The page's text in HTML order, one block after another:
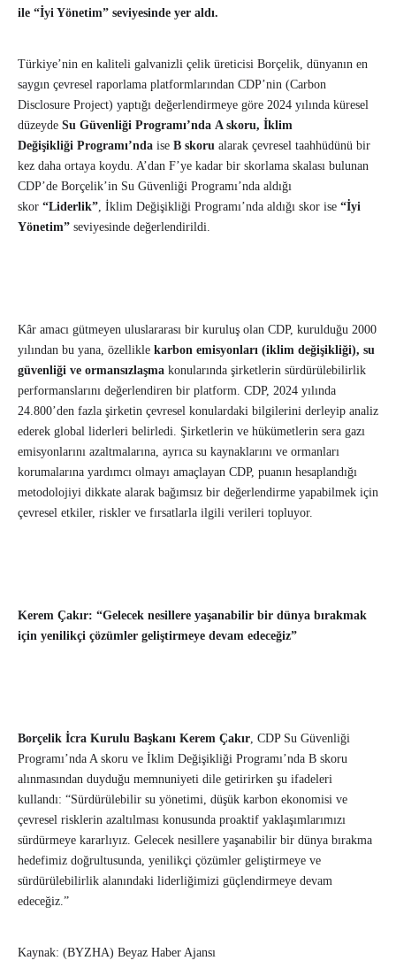
ile “İyi Yönetim” seviyesinde yer aldı.
Türkiye’nin en kaliteli galvanizli çelik üreticisi Borçelik, dünyanın en
saygın çevresel raporlama platformlarından CDP’nin (Carbon
Disclosure Project) yaptığı değerlendirmeye göre 2024 yılında küresel
düzeyde Su Güvenliği Programı’nda A skoru, İklim
Değişikliği Programı’nda ise B skoru alarak çevresel taahhüdünü bir
kez daha ortaya koydu. A’dan F’ye kadar bir skorlama skalası bulunan
CDP’de Borçelik’in Su Güvenliği Programı’nda aldığı
skor “Liderlik”, İklim Değişikliği Programı’nda aldığı skor ise “İyi
Yönetim” seviyesinde değerlendirildi.
Kâr amacı gütmeyen uluslararası bir kuruluş olan CDP, kurulduğu 2000
yılından bu yana, özellikle karbon emisyonları (iklim değişikliği), su
güvenliği ve ormansızlaşma konularında şirketlerin sürdürülebilirlik
performanslarını değerlendiren bir platform. CDP, 2024 yılında
24.800’den fazla şirketin çevresel konulardaki bilgilerini derleyip analiz
ederek global liderleri belirledi. Şirketlerin ve hükümetlerin sera gazı
emisyonlarını azaltmalarına, ayrıca su kaynaklarını ve ormanları
korumalarına yardımcı olmayı amaçlayan CDP, puanın hesaplandığı
metodolojiyi dikkate alarak bağımsız bir değerlendirme yapabilmek için
çevresel etkiler, riskler ve fırsatlarla ilgili verileri topluyor.
Kerem Çakır: “Gelecek nesillere yaşanabilir bir dünya bırakmak
için yenilikçi çözümler geliştirmeye devam edeceğiz”
Borçelik İcra Kurulu Başkanı Kerem Çakır, CDP Su Güvenliği
Programı’nda A skoru ve İklim Değişikliği Programı’nda B skoru
alınmasından duyduğu memnuniyeti dile getirirken şu ifadeleri
kullandı: “Sürdürülebilir su yönetimi, düşük karbon ekonomisi ve
çevresel risklerin azaltılması konusunda proaktif yaklaşımlarımızı
sürdürmeye kararlıyız. Gelecek nesillere yaşanabilir bir dünya bırakma
hedefimiz doğrultusunda, yenilikçi çözümler geliştirmeye ve
sürdürülebilirlik alanındaki liderliğimizi güçlendirmeye devam
edeceğiz.”
Kaynak: (BYZHA) Beyaz Haber Ajansı